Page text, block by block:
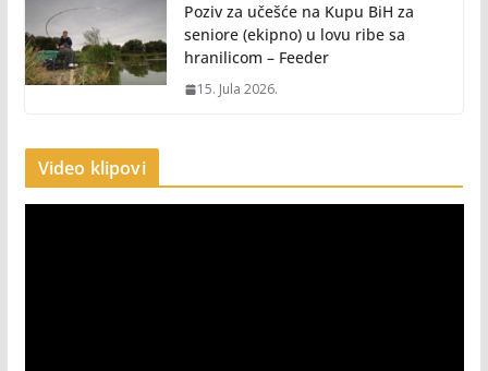
Poziv za učešće na Kupu BiH za
seniore (ekipno) u lovu ribe sa
hranilicom – Feeder
15. Jula 2026.
Video klipovi